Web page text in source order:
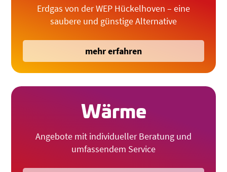
Erdgas von der WEP Hückelhoven – eine
saubere und günstige Alternative
mehr erfahren
Wärme
Angebote mit individueller Beratung und
umfassendem Service